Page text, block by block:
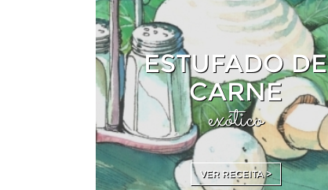
ESTUFADO DE
CARNE
exótico
VER RECEITA >